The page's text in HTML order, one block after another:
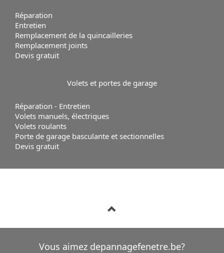
Réparation
Entretien
Remplacement de la quincailleries
Remplacement joints
Devis gratuit
Volets et portes de garage
Réparation - Entretien
Volets manuels, électriques
Volets roulants
Porte de garage basculante et sectionnelles
Devis gratuit
Vous aimez depannagefenetre.be?